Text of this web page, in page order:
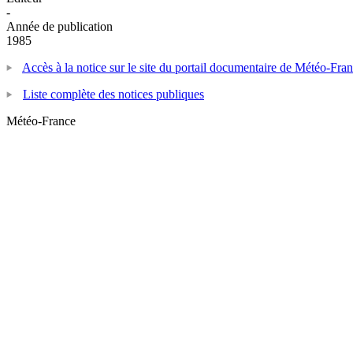
-
Année de publication
1985
Accès à la notice sur le site du portail documentaire de Météo-
Liste complète des notices publiques
Météo-France